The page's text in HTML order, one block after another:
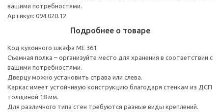
вашими потребностями.
Артикул: 094.020.12
Подробнее о товаре
Код кухонного шкафа ME 361
Съемная полка – организуйте место для хранения в соответствии с
вашими потребностями.
Дверцу можно установить справа или слева.
Каркас имеет устойчивую конструкцию благодаря стенкам из ДСП
толщиной 18 мм.
Для различного типа стен требуются разные виды креплений.